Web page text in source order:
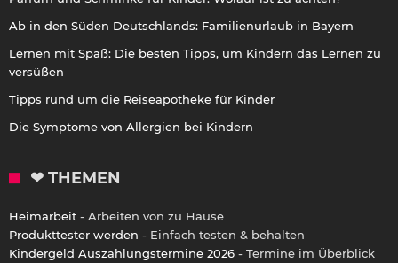
Ab in den Süden Deutschlands: Familienurlaub in Bayern
Lernen mit Spaß: Die besten Tipps, um Kindern das Lernen zu
versüßen
Tipps rund um die Reiseapotheke für Kinder
Die Symptome von Allergien bei Kindern
❤ THEMEN
Heimarbeit - Arbeiten von zu Hause
Produkttester werden - Einfach testen & behalten
Kindergeld Auszahlungstermine 2026 - Termine im Überblick